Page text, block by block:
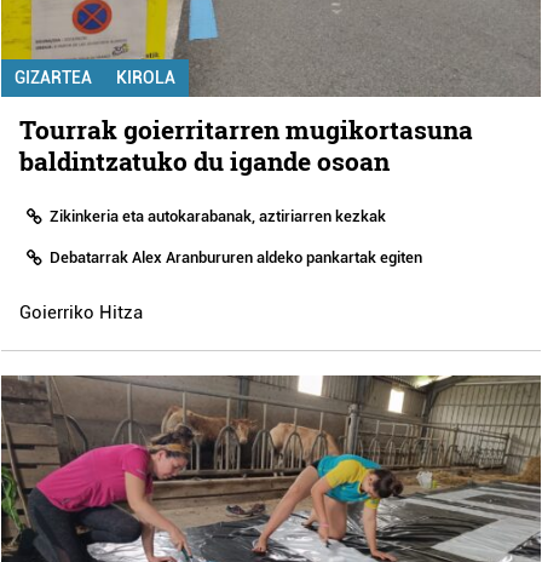
GIZARTEA KIROLA
Tourrak goierritarren mugikortasuna
baldintzatuko du igande osoan
Zikinkeria eta autokarabanak, aztiriarren kezkak
Debatarrak Alex Aranbururen aldeko pankartak egiten
Goierriko Hitza